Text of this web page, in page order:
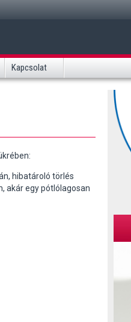
Kapcsolat
illesztés, hitelesítés
hibatároló törlés
akár egy pótlólagosan